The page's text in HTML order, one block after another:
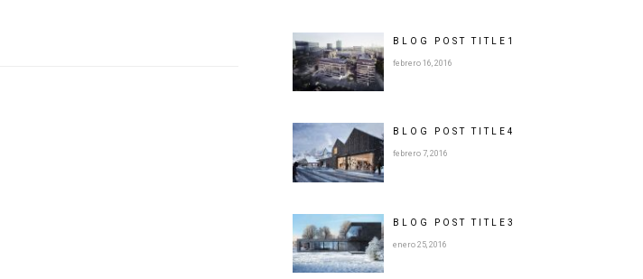
BLOG POSTTITLE 1
febrero 16, 2016
BLOG POSTTITLE4
febrero 7, 2016
BLOG POSTTITLE3
enero 25, 2016